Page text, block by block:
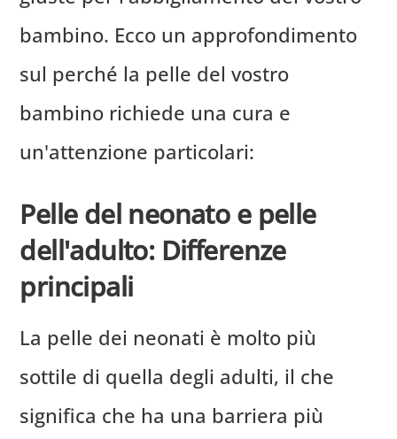
bambino. Ecco un approfondimento
sul perché la pelle del vostro
bambino richiede una cura e
un'attenzione particolari:
Pelle del neonato e pelle
dell'adulto: Differenze
principali
La pelle dei neonati è molto più
sottile di quella degli adulti, il che
significa che ha una barriera più